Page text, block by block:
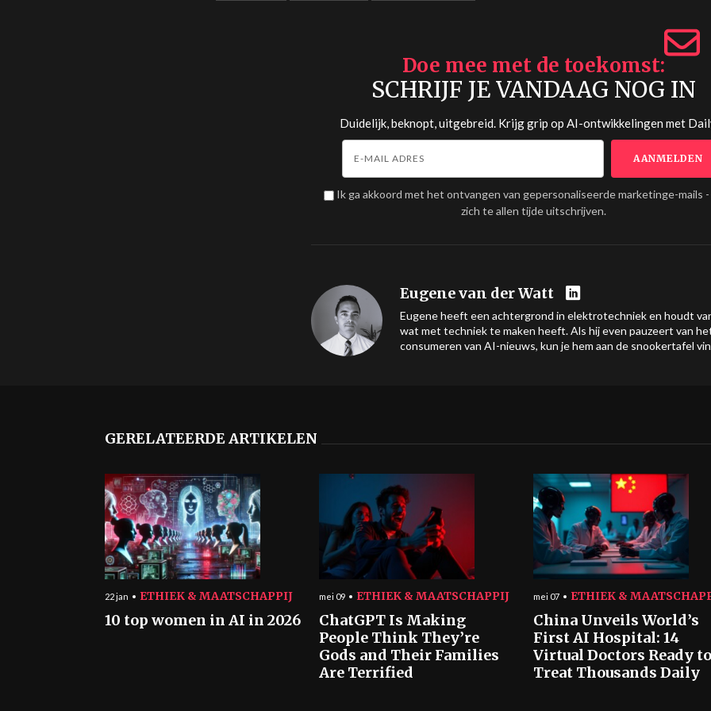
Doe mee met de toekomst
SCHRIJF JE VANDAAG NOG IN
Duidelijk, beknopt, uitgebreid. Krijg grip op AI-ontwikkelingen met
Ik ga akkoord met het ontvangen van gepersonaliseerde marketinge-mails
zich te allen tijde uitschrijven.
Eugene van der Watt
Eugene heeft een achtergrond in elektrotechniek en houdt
wat met techniek te maken heeft. Als hij even pauzeert van
consumeren van AI-nieuws, kun je hem aan de snookertafel
GERELATEERDE ARTIKELEN
22 jan ETHIEK & MAATSCHAPPIJ
10 top women in AI in 2026
mei 09 ETHIEK & MAATSCHAPPIJ
ChatGPT Is Making
People Think They’re
Gods and Their Families
Are Terrified
mei 07 ETHIEK &
China Unveils World’s
First AI Hospital: 14
Virtual Doctors Ready to
Treat Thousands Daily